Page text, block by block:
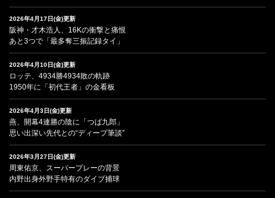
2026年4月17日(金)更新
阪神・才木浩人、16Kの衝撃と痛恨
あと3つで「最多奪三振記録タイ」
2026年4月10日(金)更新
ロッテ、4934勝4934敗の軌跡
1950年に「初代王者」の金看板
2026年4月3日(金)更新
燕、開幕4連勝の陰に「つば九郎」
思い出深い先代との“ディープ筆談”
2026年3月27日(金)更新
周東佑京、スーパープレーの背景
内野出身外野手特有のダイブ捕球